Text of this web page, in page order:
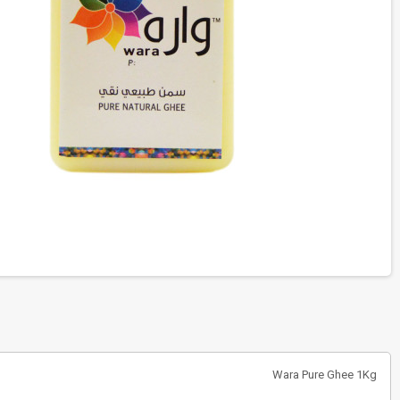
Wara Pure Ghee 1Kg